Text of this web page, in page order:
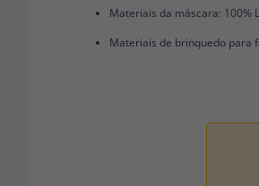
Materiais da máscara: 100%
Materiais de brinquedo para